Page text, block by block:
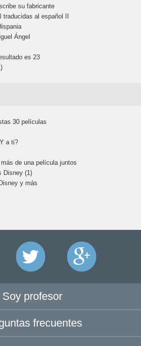
su fabricante
al español II
Ángel
es 23
30 películas
a ti?
de una película juntos
Disney (1)
y más
Soy profesor
frecuentes